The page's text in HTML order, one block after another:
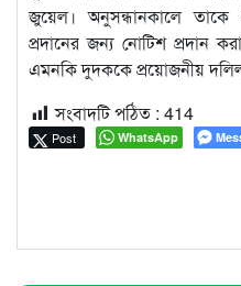
জুয়েল। অনুসন্ধানকালে
প্রদানের জন্য নোটিশ প্রদান
এমনকি দুদককে প্রয়োজনীয়
সংবাদটি পঠিত : 414
Post WhatsApp